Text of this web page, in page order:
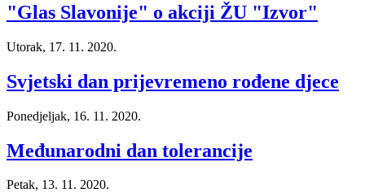
"Glas Slavonije" o akciji ŽU "Izvor"
Utorak, 17. 11. 2020.
Svjetski dan prijevremeno rođene djece
Ponedjeljak, 16. 11. 2020.
Međunarodni dan tolerancije
Petak, 13. 11. 2020.